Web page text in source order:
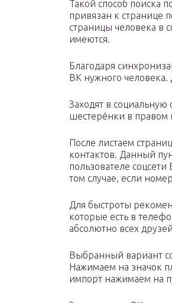
Такой способ поиска
привязан к странице
страницы человека в
имеются.
Благодаря
ВК нужного человека.
Заходят в социальную
шестерёнки в правом
После листаем
контактов. Данный
пользователе
том случае, если
Для быстроты
которые есть в
абсолютно всех
Выбранный вариант
Нажимаем на значок
импорт нажимаем на